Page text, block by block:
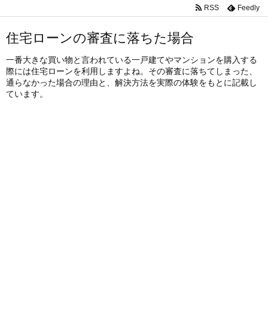
RSS Feedly
住宅ローンの審査に落ちた場合
一番大きな買い物と言われている一戸建てやマンションを購入する
際には住宅ローンを利用しますよね。その審査に落ちてしまった、
通らなかった場合の理由と、解決方法を実際の体験をもとに記載し
ています。